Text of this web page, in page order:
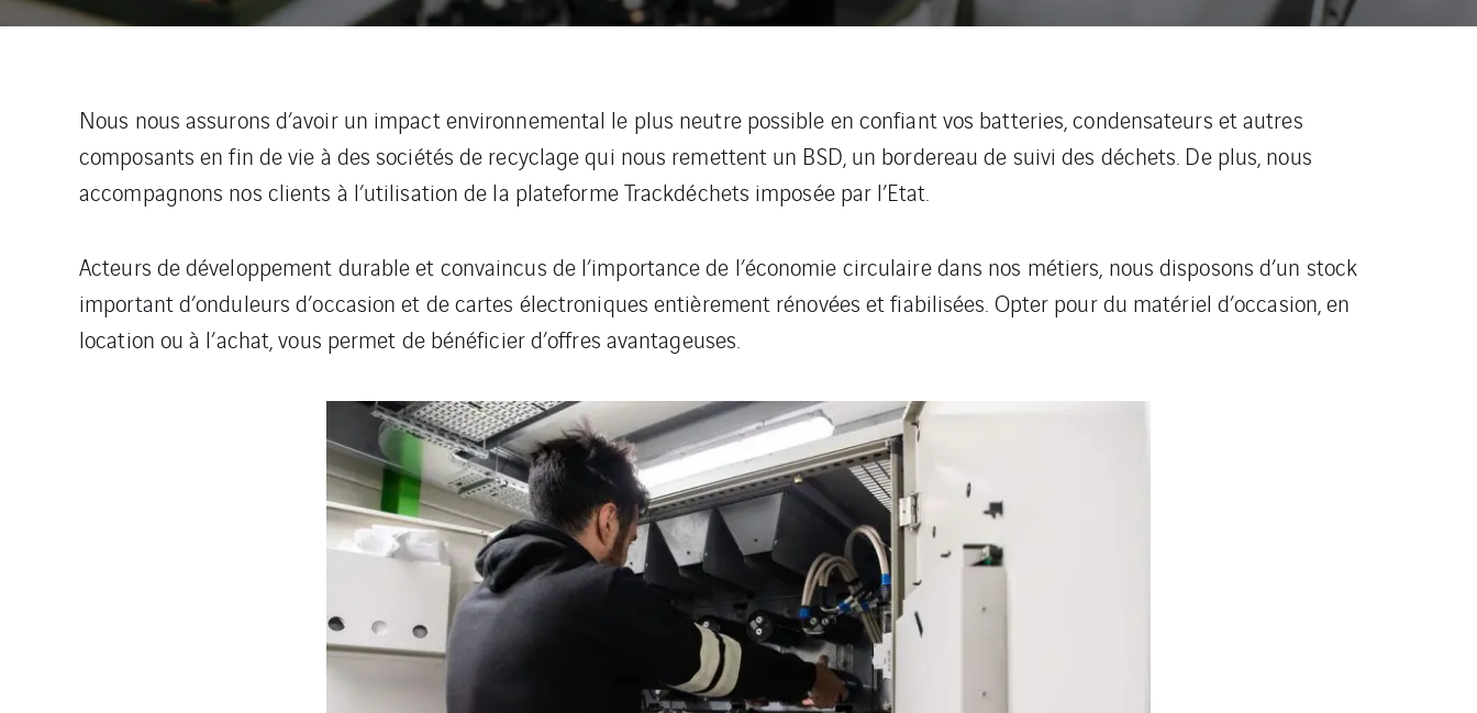
Nous nous assurons d’avoir un impact environnemental le plus neutre possible en confiant vos batteries, condensateurs et autres
composants en fin de vie à des sociétés de recyclage qui nous remettent un BSD, un bordereau de suivi des déchets. De plus, nous
accompagnons nos clients à l’utilisation de la plateforme Trackdéchets imposée par l’Etat.
Acteurs de développement durable et convaincus de l’importance de l’économie circulaire dans nos métiers, nous disposons d’un stock
important d’onduleurs d’occasion et de cartes électroniques entièrement rénovées et fiabilisées. Opter pour du matériel d’occasion, en
location ou à l’achat, vous permet de bénéficier d’offres avantageuses.